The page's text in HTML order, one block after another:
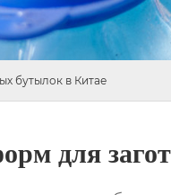
бутылок в Китае
для